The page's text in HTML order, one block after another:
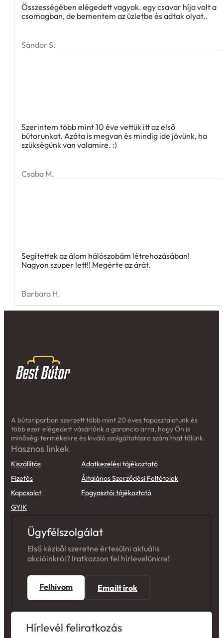
Összességében elégedett vagyok. egy csavar híja volt a
csomagban, de bementem az üzletbe és adtak olyat..
Sándor S.
Szerintem több mint 10 éve vettük itt az első
bútorunkat. Azóta is megvan és mindig ide jövünk, ha
szükségünk van valamire. :)
Csaba M.
Segítettek az álom hálószobám létrehozásában!
Nagyon szuper lett!! Megérte az árát.
Barbara H.
A bútoriparban szerzett több mint 20 éves tapasztalatunk és
több ezer elégedett vásárlónk a garancia arra, hogy Ön is
minőségi termékekre és kiváló szolgáltatásra számíthat tőlünk.
Hasznos linkek
Kiszállítás
Fizetés
Kapcsolat
GYIK
Adatkezelési tájékoztató
Általános Szerződési Feltételek
Fogyasztói tájékoztató
Ügyfélszolgálat
Első kézből szeretne értesülni aktuális
akcióinkról? Iratkozzon fel hírlevelünkre!
Felhívom Emailt írok
Hírlevél feliratkozás